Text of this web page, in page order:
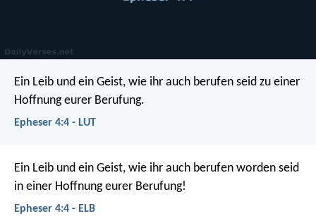
Ein Leib und ein Geist, wie ihr auch berufen seid zu einer
Hoffnung eurer Berufung.
Epheser 4:4 - LUT
Ein Leib und ein Geist, wie ihr auch berufen worden seid
in einer Hoffnung eurer Berufung!
Epheser 4:4 - ELB